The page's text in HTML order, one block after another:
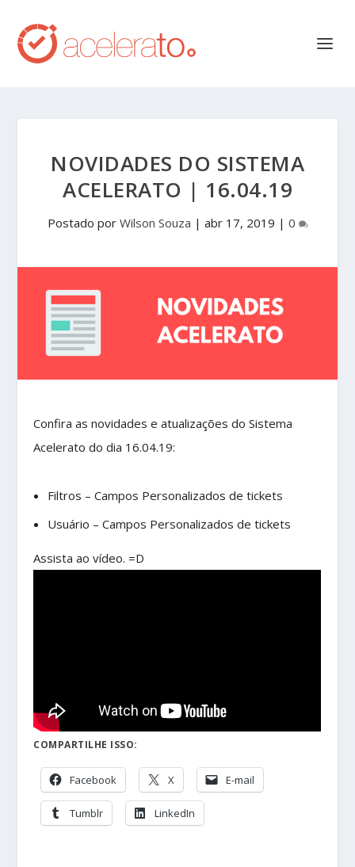
NOVIDADES DO SISTEMA
ACELERATO | 16.04.19
Postado por Wilson Souza | abr 17, 2019 | 0
Confira as novidades e atualizações do Sistema
Acelerato do dia 16.04.19:
Filtros – Campos Personalizados de tickets
Usuário – Campos Personalizados de tickets
Assista ao vídeo. =D
COMPARTILHE ISSO:
Facebook X E-mail
Tumblr LinkedIn